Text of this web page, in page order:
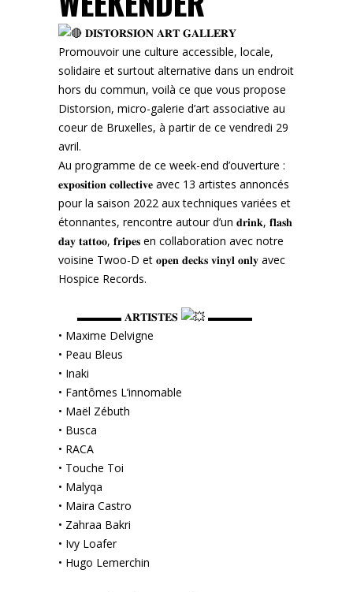
𝐃𝐈𝐒𝐓𝐎𝐑𝐒𝐈𝐎𝐍 𝐀𝐑𝐓 𝐆𝐀𝐋𝐋𝐄𝐑𝐘
Promouvoir une culture accessible, locale,
solidaire et surtout alternative dans un endroit
hors du commun, voilà ce que vous propose
Distorsion, micro-galerie d’art associative au
coeur de Bruxelles, à partir de ce vendredi 29
avril.
Au programme de ce week-end d’ouverture :
𝐞𝐱𝐩𝐨𝐬𝐢𝐭𝐢𝐨𝐧 𝐜𝐨𝐥𝐥𝐞𝐜𝐭𝐢𝐯𝐞 avec 13 artistes annoncés
pour la saison 2022 aux techniques variées et
étonnantes, rencontre autour d’un 𝐝𝐫𝐢𝐧𝐤, 𝐟𝐥𝐚𝐬𝐡
𝐝𝐚𝐲 𝐭𝐚𝐭𝐭𝐨𝐨, 𝐟𝐫𝐢𝐩𝐞𝐬 en collaboration avec notre
voisine Twoo-D et 𝐨𝐩𝐞𝐧 𝐝𝐞𝐜𝐤𝐬 𝐯𝐢𝐧𝐲𝐥 𝐨𝐧𝐥𝐲 avec
Hospice Records.
▬▬▬▬ 𝐀𝐑𝐓𝐈𝐒𝐓𝐄𝐒
▬▬▬▬
• Maxime Delvigne
• Peau Bleus
• Inaki
• Fantômes L’innomable
• Maël Zébuth
• Busca
• RACA
• Touche Toi
• Malyqa
• Maira Castro
• Zahraa Bakri
• Ivy Loafer
• Hugo Lemerchin